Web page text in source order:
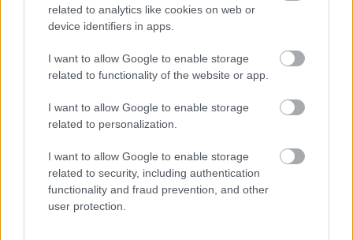
related to analytics like cookies on web or
device identifiers in apps.
I want to allow Google to enable storage
related to functionality of the website or app.
I want to allow Google to enable storage
related to personalization.
I want to allow Google to enable storage
related to security, including authentication
functionality and fraud prevention, and other
user protection.
{kozep}Lucskay Róbert (Firulet báró), Kardos Róbert
és Gados Béla (Himaláj herceg) - Koncz Zsuzsa
felvétele{/kozep}
A neheze ezután jön. A történelem vihara, amely
rövid áramingadozásokat előidézve már edig is
rohamokat küldött a hangfalakból a cselekményre,
szétfújja a formákat, és ráfújja a darabra az